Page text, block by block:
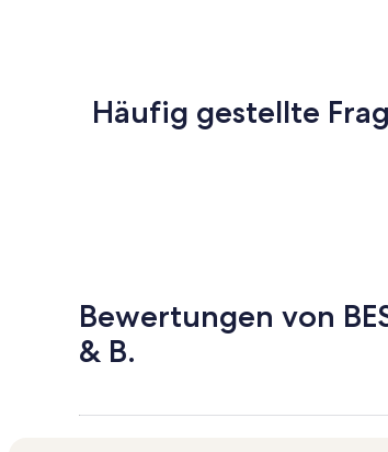
Häufig gestellte
Bewertungen von
& B.